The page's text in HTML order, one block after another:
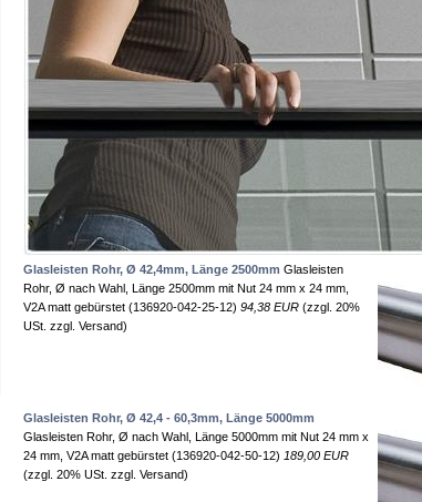
Glasleisten Rohr, Ø 42,4mm, Länge 2500mm Glasleisten
Rohr, Ø nach Wahl, Länge 2500mm mit Nut 24 mm x 24 mm,
V2A matt gebürstet (136920-042-25-12) 94,38 EUR (zzgl. 20%
USt. zzgl. Versand)
Glasleisten Rohr, Ø 42,4 - 60,3mm, Länge 5000mm
Glasleisten Rohr, Ø nach Wahl, Länge 5000mm mit Nut 24 mm x
24 mm, V2A matt gebürstet (136920-042-50-12) 189,00 EUR
(zzgl. 20% USt. zzgl. Versand)